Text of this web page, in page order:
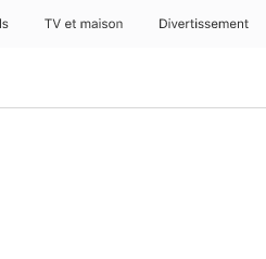
TV et maison Divertissement